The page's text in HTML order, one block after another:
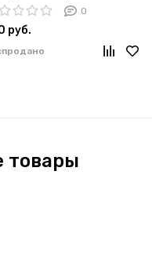
Fenix, Forerunner,
Venu, Vivoactive и др
1)
0
руб.
товары